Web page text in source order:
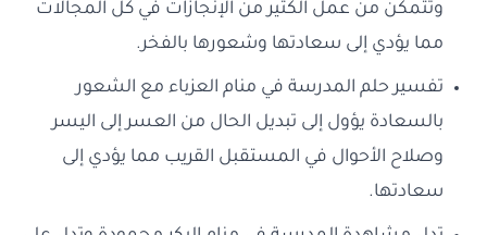
وتتمكن من عمل الكثير من الإنجازات في كل المجالات
مما يؤدي إلى سعادتها وشعورها بالفخر.
تفسير حلم المدرسة في منام العزباء مع الشعور
بالسعادة يؤول إلى تبديل الحال من العسر إلى اليسر
وصلاح الأحوال في المستقبل القريب مما يؤدي إلى
سعادتها.